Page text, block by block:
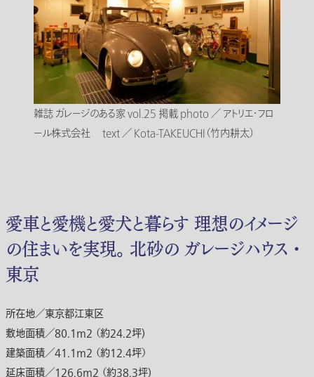
雑誌 ガレージのある家 vol.25 掲載 photo ／ アトリエ・フロ
ール株式会社 text ／ Kota-TAKEUCHI（竹内耕太）
愛車と愛機と愛犬と暮らす 理想のイメージ
の住まいを実現。 北砂の ガレージハウス ・
東京
所在地／東京都江東区
敷地面積／80.1m2 （約24.2坪)
建築面積／41.1m2 （約12.4坪）
延床面積／126.6m2 （約38.3坪)